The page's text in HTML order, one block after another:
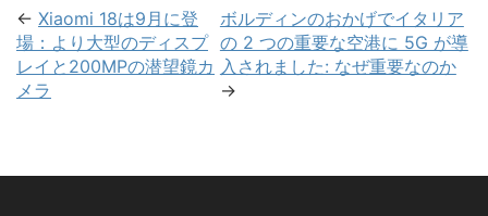
← Xiaomi 18は9月に登
場：より大型のディスプ
レイと200MPの潜望鏡カ
メラ
ボルディンのおかげでイタリア
の 2 つの重要な空港に 5G が導
入されました: なぜ重要なのか
→